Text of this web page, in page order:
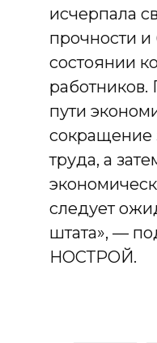
исчерпала
прочности
состоянии
пути
сокращение
труда, а
следует
штата», —
НОСТРОЙ.